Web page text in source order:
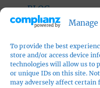
To provide the best
store and/or access device
technologies will allow us to
or unique IDs on this site.
may adversely affect certain
BLOG
Centre spirite
civilisation
chrétienne :
chrétiens réduits